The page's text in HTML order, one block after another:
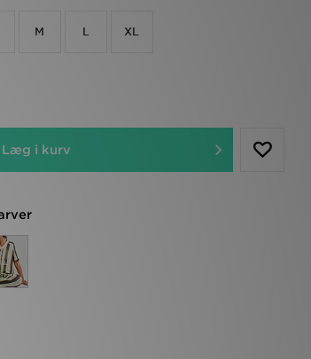
M L XL
Læg i kurv